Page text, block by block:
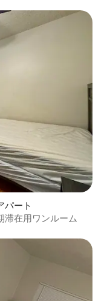
パート
滞在用ワンルーム